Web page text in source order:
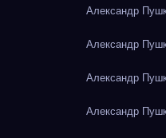
Александр
Александр
Александр
Александр